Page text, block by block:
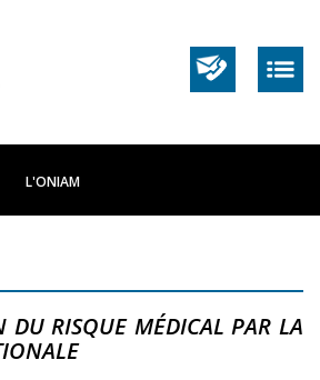
L'ONIAM
DU RISQUE MÉDICAL PAR LA